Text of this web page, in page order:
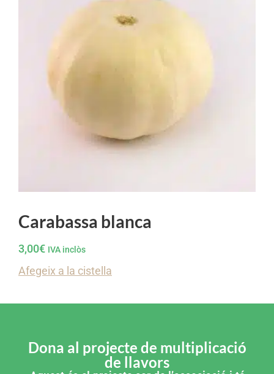
Carabassa blanca
3,00€ IVA inclòs
Afegeix a la cistella
Dona al projecte de multiplicació
de llavors